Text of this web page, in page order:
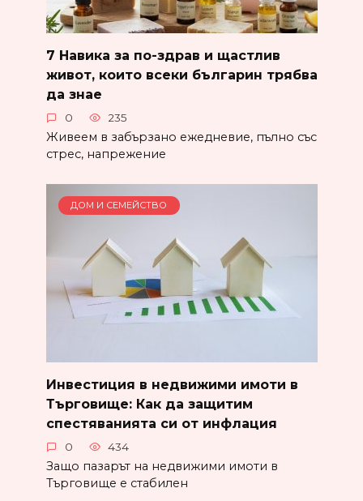
7 Навика за по-здрав и щастлив
живот, които всеки българин трябва
да знае
0 235
Живеем в забързано ежедневие, пълно със
стрес, напрежение
ДОМ И СЕМЕЙСТВО
Инвестиция в недвижими имоти в
Търговище: Как да защитим
спестяванията си от инфлация
0 434
Защо пазарът на недвижими имоти в
Търговище е стабилен